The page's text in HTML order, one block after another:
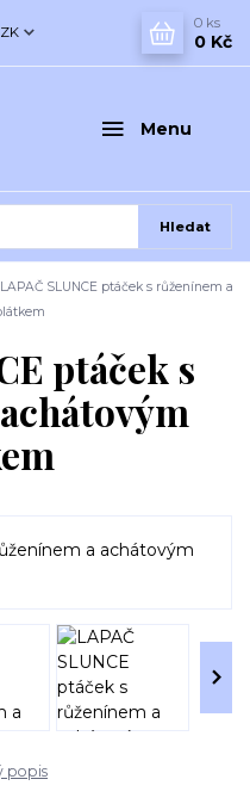
Menu
Hledat
0 ks
0 Kč
LAPAČ SLUNCE ptáček s růženínem a
ptáček s
popis